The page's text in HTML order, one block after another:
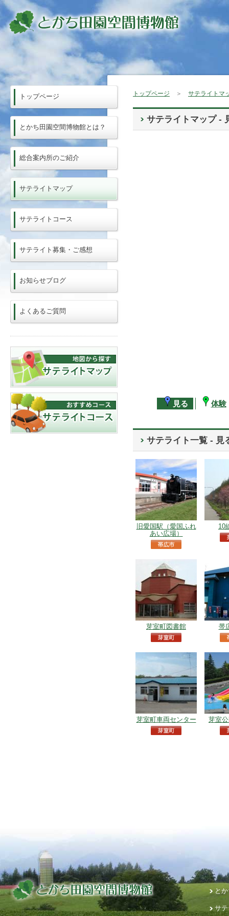
トップページ ＞ サテライトマ
サテライトマップ -
見る 体験
サテライト一覧 - 見
旧愛国駅（愛国ふれ
あい広場）
10
芽室町図書館 帯
芽室町車両センター 芽室
トップページ
とかち田園空間博物館とは？
総合案内所のご紹介
サテライトマップ
サテライトコース
サテライト募集・ご感想
お知らせブログ
よくあるご質問
と
サ